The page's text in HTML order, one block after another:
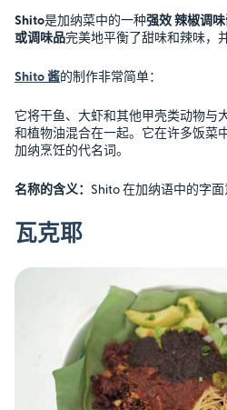
Shito是加纳菜中的一种强效辣椒调
或调味品完美地平衡了甜味和辣味，
Shito 酱的制作非常简单：
它将干鱼、大虾和其他甲壳类动物与
和植物油混合在一起。它在许多饭菜
加纳烹饪的代名词。
名称的含义： Shito 在加纳语中的字面
瓦克耶